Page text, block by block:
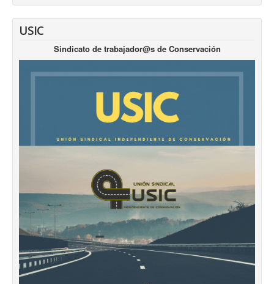
USIC
Sindicato de trabajador@s de Conservación